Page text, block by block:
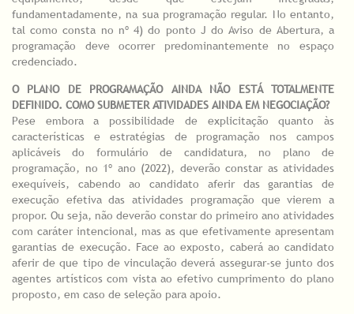
fundamentadamente, na sua programação regular. No entanto,
tal como consta no nº 4) do ponto J do Aviso de Abertura, a
programação deve ocorrer predominantemente no espaço
credenciado.
O PLANO DE PROGRAMAÇÃO AINDA NÃO ESTÁ TOTALMENTE
DEFINIDO. COMO SUBMETER ATIVIDADES AINDA EM NEGOCIAÇÃO?
Pese embora a possibilidade de explicitação quanto às
características e estratégias de programação nos campos
aplicáveis do formulário de candidatura, no plano de
programação, no 1º ano (2022), deverão constar as atividades
exequíveis, cabendo ao candidato aferir das garantias de
execução efetiva das atividades programação que vierem a
propor. Ou seja, não deverão constar do primeiro ano atividades
com caráter intencional, mas as que efetivamente apresentam
garantias de execução. Face ao exposto, caberá ao candidato
aferir de que tipo de vinculação deverá assegurar-se junto dos
agentes artísticos com vista ao efetivo cumprimento do plano
proposto, em caso de seleção para apoio.